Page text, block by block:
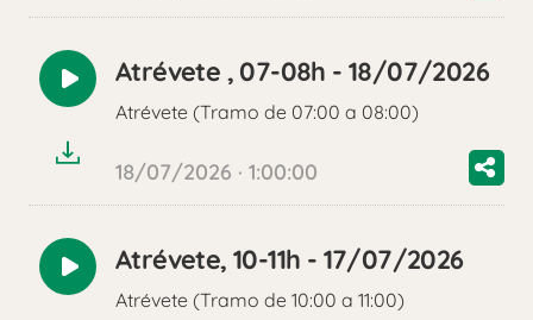
Reproducir
audio
Atrévete , 07-08h - 18/07/2026
Atrévete (Tramo de 07:00 a 08:00)
18/07/2026 · 1:00:00
Reproducir
audio
Atrévete, 10-11h - 17/07/2026
Atrévete (Tramo de 10:00 a 11:00)